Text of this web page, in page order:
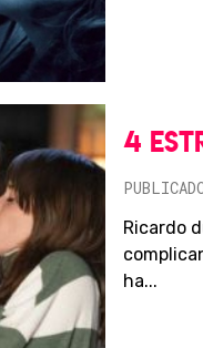
4
Ricardo
ha...